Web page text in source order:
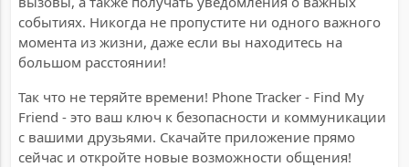
событиях. Никогда не пропустите ни одного важного
момента из жизни, даже если вы находитесь на
большом расстоянии!
Так что не теряйте времени! Phone Tracker - Find My
Friend - это ваш ключ к безопасности и коммуникации
с вашими друзьями. Скачайте приложение прямо
сейчас и откройте новые возможности общения!